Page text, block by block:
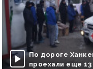
По дороге
проехали еще